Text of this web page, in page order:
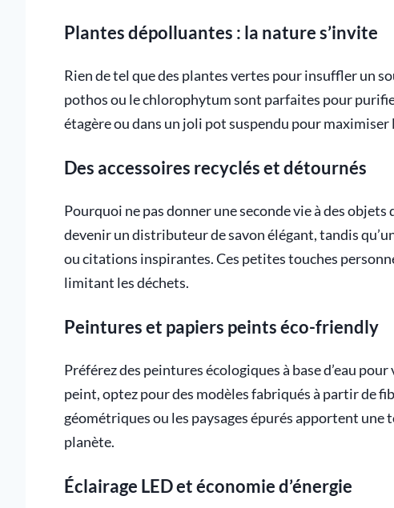
Plantes dépolluantes : la nature s’invite
Rien de tel que des plantes vertes pour insuffler un
pothos ou le chlorophytum sont parfaites pour
étagère ou dans un joli pot suspendu pour maximiser
Des accessoires recyclés et détournés
Pourquoi ne pas donner une seconde vie à des
devenir un distributeur de savon élégant, tandis
ou citations inspirantes. Ces petites touches
limitant les déchets.
Peintures et papiers peints éco-friendly
Préférez des peintures écologiques à base d’eau
peint, optez pour des modèles fabriqués à partir de
géométriques ou les paysages épurés apportent
planète.
Éclairage LED et économie d’énergie